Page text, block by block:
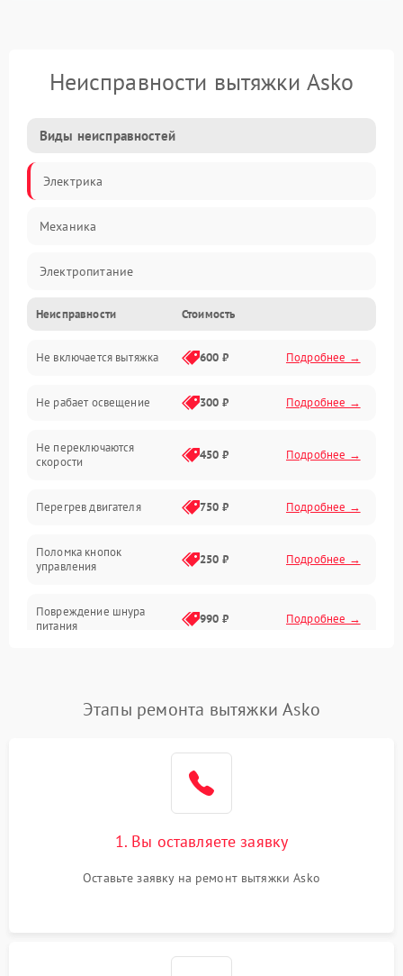
Неисправности вытяжки Asko
Виды неисправностей
Электрика
Механика
Электропитание
Вентиляция
Освещение
Механические повреждения
Электроника
Неисправности Стоимость
Не включается вытяжка 600 ₽ Подробнее →
Не рабает освещение 300 ₽ Подробнее →
Не переключаются
скорости
450 ₽ Подробнее →
Перегрев двигателя 750 ₽ Подробнее →
Поломка кнопок
управления
250 ₽ Подробнее →
Повреждение шнура
питания
990 ₽ Подробнее →
1000 ₽
Этапы ремонта вытяжки Asko
1. Вы оставляете заявку
Оставьте заявку на ремонт вытяжки Asko